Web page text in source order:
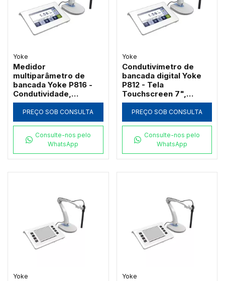
Yoke
Medidor
multiparâmetro de
bancada Yoke P816 -
Condutividade,
Oxigênio Dissolvido,
TDS, Salinidade e
Resistividade com Tela
PREÇO SOB CONSULTA
Consulte-nos pelo
WhatsApp
Yoke
Condutivímetro de
bancada digital Yoke
P812 - Tela
Touchscreen 7",
Condutividade, TDS,
Salinidade e
Resistividade
PREÇO SOB CONSULTA
Consulte-nos pelo
WhatsApp
Yoke Yoke